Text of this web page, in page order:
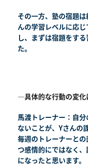
その一方、塾の宿題
んの学習レベルに応
し、まずは宿題をす
た。
―具体的な行動の変化
馬渡トレーナー：自
ないことが、Yさんの
毎週のトレーナーと
つ感情的にではなく
になったと思います。